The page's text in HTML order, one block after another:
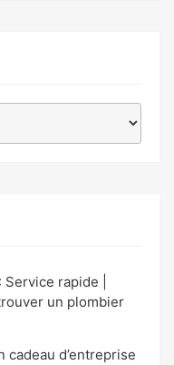
rapide |
un plombier
d’entreprise